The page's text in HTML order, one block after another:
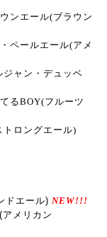
ンエール(ブラウン
ペールエール(アメ
ャン・デュッベ
るBOY(フルーツ
ロングエール)
ドエール) NEW!!!
メリカン